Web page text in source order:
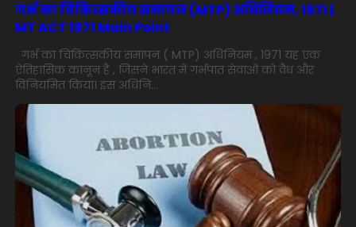
गर्भ का चिकित्सकीय समापन (MTP) अधिनियम, 1971 |
MT ACT 1971 Main Point
गर्भ का चिकित्सकीय समापन ( MTP) अधिनियम , 1971 यह एक
ऐतिहासिक कानून है , जिसने भारत में गर्भपात सेवाओं को वैध और
विनियमित किया। इस अधिनि...